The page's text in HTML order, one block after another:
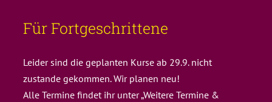
Für Fortgeschrittene
Leider sind die geplanten Kurse ab 29.9. nicht
zustande gekommen. Wir planen neu!
Alle Termine findet ihr unter „Weitere Termine &